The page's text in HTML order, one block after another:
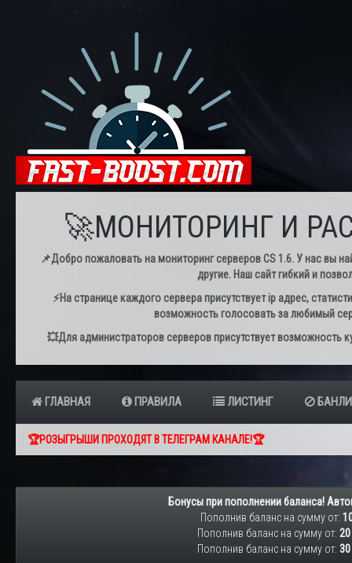
🚀МОНИТОРИНГ И
📌Добро пожаловать на мониторинг серверов CS 1.6. У нас вы
другие. Наш сайт гибкий и
⚡️На странице каждого сервера присутствует ip адрес,
возможность голосовать за любимый
💥Для администраторов серверов присутствует возможность
ГЛАВНАЯ ПРАВИЛА ЛИСТИНГ
🏆РОЗЫГРЫШИ ПРОХОДЯТ В ТЕЛЕГРАМ КАНАЛЕ!🏆
Бонусы при пополнении баланса!
Пополнив баланс на сумму от:
Пополнив баланс на сумму от:
Пополнив баланс на сумму от: